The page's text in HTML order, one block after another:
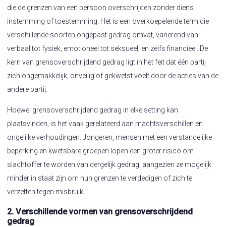
die de grenzen van een persoon overschrijden zonder diens
instemming of toestemming. Het is een overkoepelende term die
verschillende soorten ongepast gedrag omvat, variërend van
verbaal tot fysiek, emotioneel tot seksueel, en zelfs financieel. De
kern van grensoverschrijdend gedrag ligt in het feit dat één partij
zich ongemakkelijk, onveilig of gekwetst voelt door de acties van de
andere partij.
Hoewel grensoverschrijdend gedrag in elke setting kan
plaatsvinden, is het vaak gerelateerd aan machtsverschillen en
ongelijke verhoudingen. Jongeren, mensen met een verstandelijke
beperking en kwetsbare groepen lopen een groter risico om
slachtoffer te worden van dergelijk gedrag, aangezien ze mogelijk
minder in staat zijn om hun grenzen te verdedigen of zich te
verzetten tegen misbruik.
2. Verschillende vormen van grensoverschrijdend
gedrag